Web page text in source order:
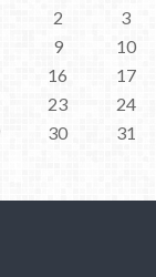
2 3
9 10
16 17
23 24
30
31